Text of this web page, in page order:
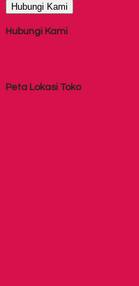
Hubungi Kami
Hubungi Kami
Peta Lokasi Toko